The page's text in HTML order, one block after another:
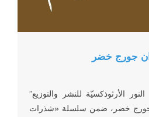
مقال كوستي بندلي ب
جورج خضر
الأرثوذكسيّة للنشر والتوزيع”
جورج خضر، ضمن سلسلة «شذرات